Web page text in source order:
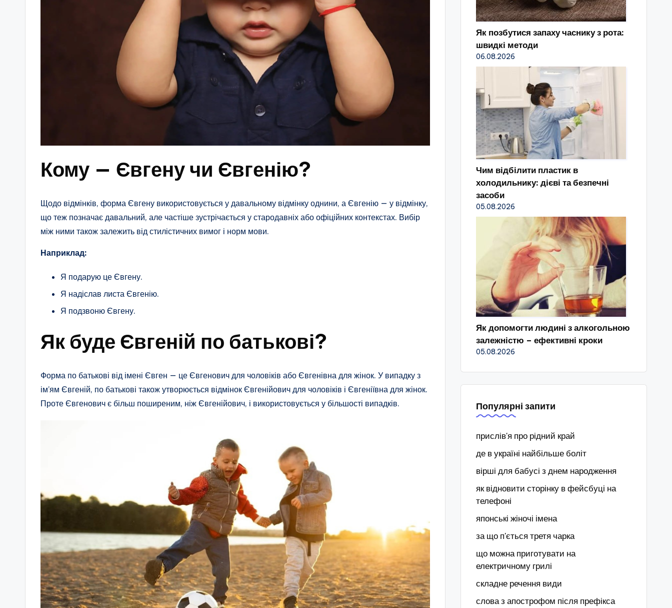
Кому — Євгену чи Євгенію?
Щодо відмінків, форма Євгену використовується у давальному відмінку однини, а Євгенію — у відмінку,
що теж позначає давальний, але частіше зустрічається у стародавніх або офіційних контекстах. Вибір
між ними також залежить від стилістичних вимог і норм мови.
Наприклад:
Я подарую це Євгену.
Я надіслав листа Євгенію.
Я подзвоню Євгену.
Як буде Євгеній по батькові?
Форма по батькові від імені Євген — це Євгенович для чоловіків або Євгенівна для жінок. У випадку з
ім’ям Євгеній, по батькові також утворюється відмінок Євгенійович для чоловіків і Євгеніївна для жінок.
Проте Євгенович є більш поширеним, ніж Євгенійович, і використовується у більшості випадків.
Як позбутися запаху часнику з рота:
швидкі методи
06.08.2026
Чим відбілити пластик в
холодильнику: дієві та безпечні
засоби
05.08.2026
Як допомогти людині з алкогольною
залежністю – ефективні кроки
05.08.2026
Популярні запити
прислів'я про рідний край
де в україні найбільше боліт
вірші для бабусі з днем народження
як відновити сторінку в фейсбуці на
телефоні
японські жіночі імена
за що п'ється третя чарка
що можна приготувати на
електричному грилі
складне речення види
слова з апострофом після префікса